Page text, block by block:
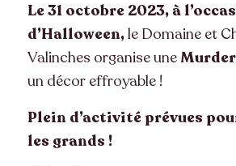
Le 31 octobre 2023, à
d’Halloween,le Domaine et
Valinches organise une
un décor effroyable !
Plein d’activité prévues
les grands !